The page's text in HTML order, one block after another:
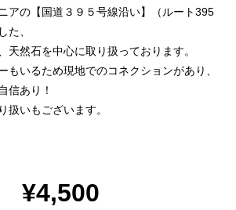
アの【国道３９５号線沿い】（ルート395
た、
天然石を中心に取り扱っております。
もいるため現地でのコネクションがあり、
信あり！
扱いもございます。
¥4,500